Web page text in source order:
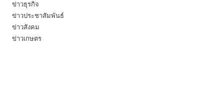
ข่าวธุรกิจ
ข่าวประชาสัมพันธ์
ข่าวสังคม
ข่าวเกษตร